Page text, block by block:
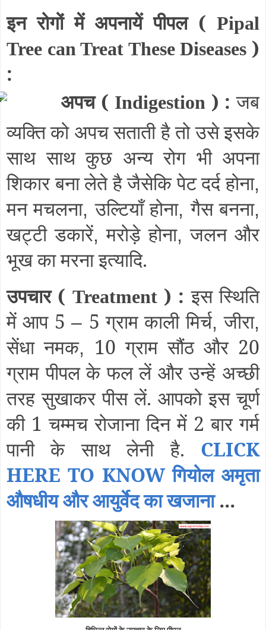
इन रोगों में अपनायें पीपल ( Pipal
Tree can Treat These Diseases )
:
अपच ( Indigestion ) :जब
व्यक्ति को अपच सताती है तो उसे इसके
साथ साथ कुछ अन्य रोग भी अपना
शिकार बना लेते है जैसेकि पेट दर्द होना,
मन मचलना,उल्टियाँ होना,गैस बनना,
खट्टी डकारें,मरोड़े होना,जलन और
भूख का मरना इत्यादि.
उपचार ( Treatment ) : इस स्थिति
में आप 5– 5 ग्राम काली मिर्च,जीरा,
सेंधा नमक, 10 ग्राम सौंठ और 20
ग्राम पीपल के फल लें और उन्हें अच्छी
तरह सुखाकर पीस लें. आपको इस चूर्ण
की 1 चम्मच रोजाना दिन में 2 बार गर्म
पानी के साथ लेनी है. CLICK
HERE TO KNOW गियोल अमृता
औषधीय और आयुर्वेद का खजाना...